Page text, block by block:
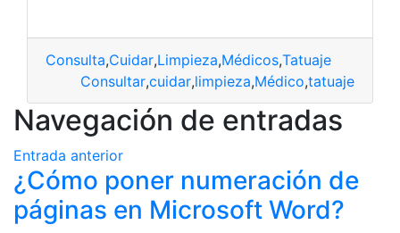
Consulta,Cuidar,Limpieza,Médicos,Tatuaje
Consultar,cuidar,limpieza,Médico,tatuaje
Navegación de entradas
Entrada anterior
¿Cómo poner numeración de
páginas en Microsoft Word?